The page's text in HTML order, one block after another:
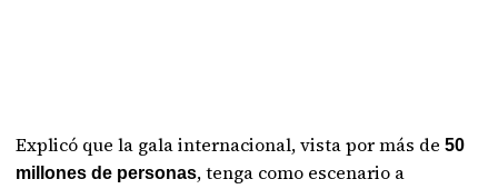
Explicó que la gala internacional, vista por más de50
millones de personas, tenga como escenario a